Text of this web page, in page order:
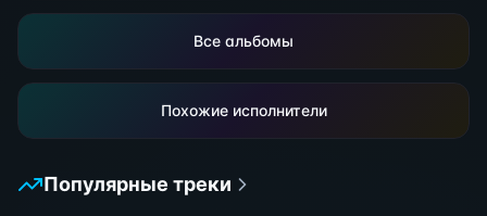
Все альбомы
Похожие исполнители
Популярные треки